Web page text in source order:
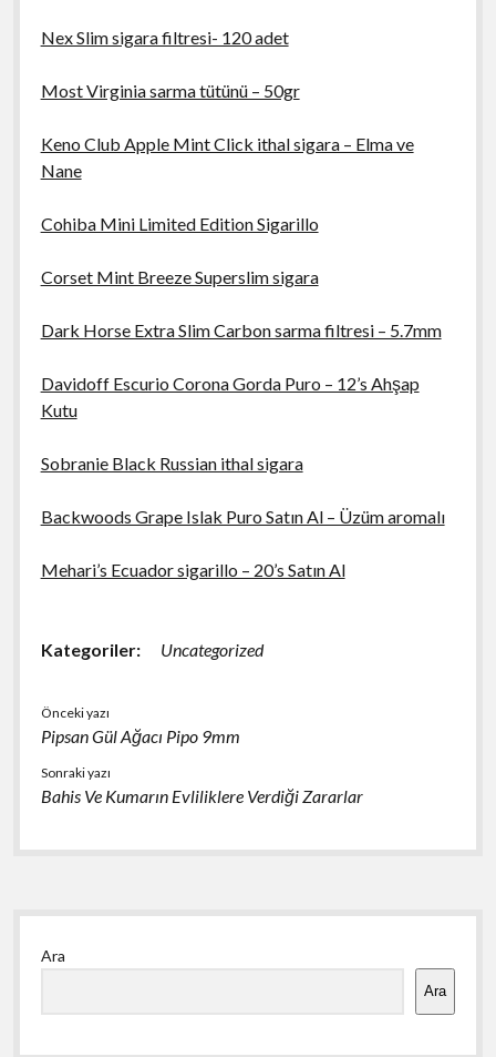
Nex Slim sigara filtresi- 120 adet
Most Virginia sarma tütünü – 50gr
Keno Club Apple Mint Click ithal sigara – Elma ve
Nane
Cohiba Mini Limited Edition Sigarillo
Corset Mint Breeze Superslim sigara
Dark Horse Extra Slim Carbon sarma filtresi – 5.7mm
Davidoff Escurio Corona Gorda Puro – 12’s Ahşap
Kutu
Sobranie Black Russian ithal sigara
Backwoods Grape Islak Puro Satın Al – Üzüm aromalı
Mehari’s Ecuador sigarillo – 20’s Satın Al
Kategoriler: Uncategorized
Önceki yazı
Pipsan Gül Ağacı Pipo 9mm
Sonraki yazı
Bahis Ve Kumarın Evliliklere Verdiği Zararlar
Yan
Menü
Ara
Ara